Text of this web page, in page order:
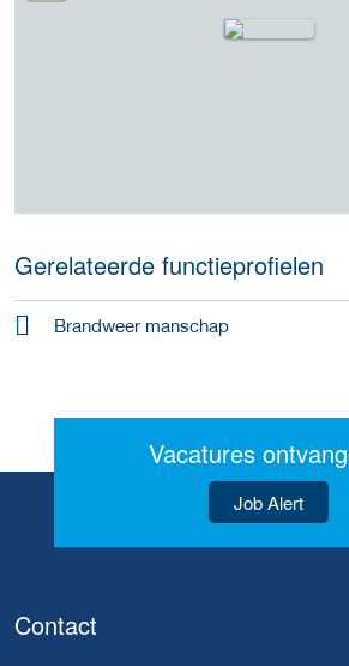
Gerelateerde functieprofielen
Brandweer manschap
Vacatures
Job Alert
Contact